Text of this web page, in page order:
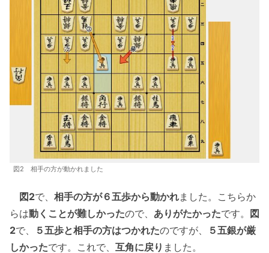
図2 相手の方が動かれました
図2で、 相手の方が６五歩から動かれました。こちらか
らは動くことが難しかったので、 ありがたかったです。
図
2で、 ５五歩と相手の方はつかれたのですが、
５五銀が厳
しかったです。これで、 互角に戻り ました。